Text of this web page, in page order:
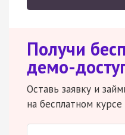
Получи
демо-
Оставь заявку и
на бесплатном